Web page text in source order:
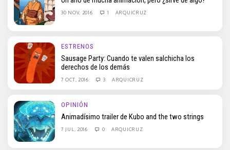
30 NOV, 2016 1 ARQUICRUZ
ESTRENOS
Sausage Party: Cuando te valen salchicha los
derechos de los demás
7 OCT, 2016 3 ARQUICRUZ
OPINIÓN
Animadísimo trailer de Kubo and the two strings
7 JUL, 2016 0 ARQUICRUZ